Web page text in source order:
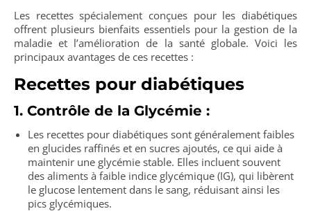
Les recettes spécialement conçues pour les diabétiques
offrent plusieurs bienfaits essentiels pour la gestion de la
maladie et l’amélioration de la santé globale. Voici les
principaux avantages de ces recettes :
Recettes pour diabétiques
1. Contrôle de la Glycémie :
Les recettes pour diabétiques sont généralement faibles
en glucides raffinés et en sucres ajoutés, ce qui aide à
maintenir une glycémie stable. Elles incluent souvent
des aliments à faible indice glycémique (IG), qui libèrent
le glucose lentement dans le sang, réduisant ainsi les
pics glycémiques.